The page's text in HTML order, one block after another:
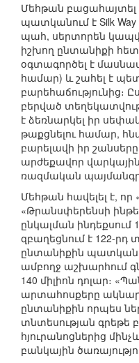
Մեհթան բացահայտել
պատկանում է Silk
պահ, սերտորեն
իշխող ընտանիքի
օգտագործել է
համար) և շահել է
բարեհաճությունից։
բերված
է ձեռնարկել իր
թաքցնելու համար,
բարելավի իր
արժեքավոր
ռազմական
Մեհթան հավելել է, որ
«Թրանսփերենսի
ընկալման ինդեքսում
զբաղեցնում է 122-րդ
ընտանիքին
ամբողջ աշխարհում
140 միլիոն դոլար։
արտահոսքերը
ընտանիքին որպես
տնտեսության գրեթե
հյուրանոցներից
բանկային